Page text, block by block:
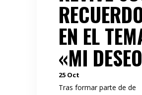
EN EL
«MI
25 Oct
Tras formar parte de de